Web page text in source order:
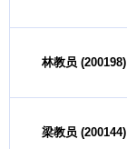
林教员 (200198)
梁教员 (200144)